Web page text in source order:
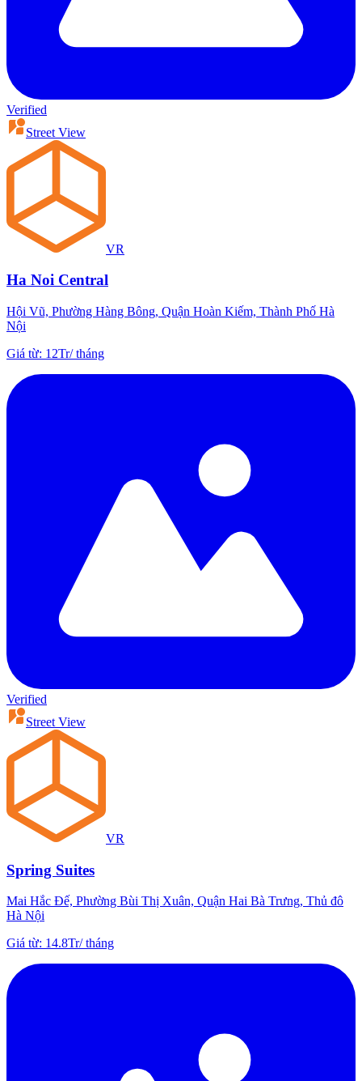
Verified
Street View
VR
Ha Noi Central
Hội Vũ, Phường Hàng Bông, Quận Hoàn Kiếm, Thành Phố Hà
Nội
Giá từ: 12Tr/tháng
Verified
Street View
VR
Spring Suites
Mai Hắc Đế, Phường Bùi Thị Xuân, Quận Hai Bà Trưng, Thủ đô
Hà Nội
Giá từ: 14.8Tr/tháng